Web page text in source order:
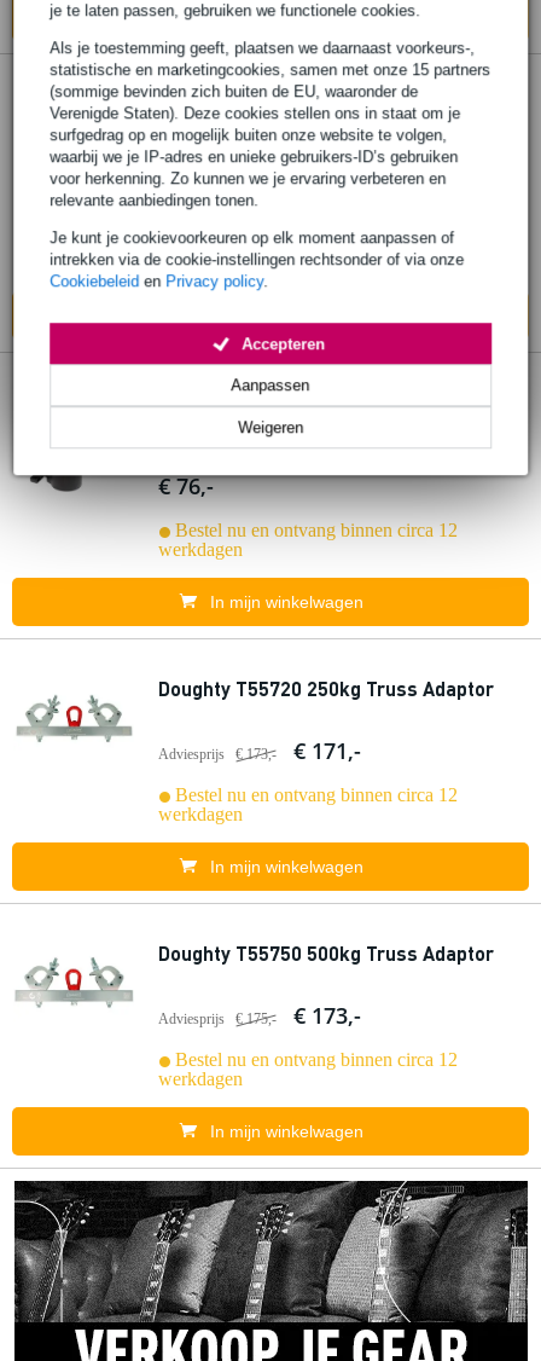
je te laten passen, gebruiken we functionele cookies.
Als je toestemming geeft, plaatsen we daarnaast voorkeurs-,
statistische en marketingcookies, samen met onze 15 partners
(sommige bevinden zich buiten de EU, waaronder de
Verenigde Staten). Deze cookies stellen ons in staat om je
surfgedrag op en mogelijk buiten onze website te volgen,
waarbij we je IP-adres en unieke gebruikers-ID’s gebruiken
voor herkenning. Zo kunnen we je ervaring verbeteren en
relevante aanbiedingen tonen.
Je kunt je cookievoorkeuren op elk moment aanpassen of
intrekken via de cookie-instellingen rechtsonder of via onze
Cookiebeleid en Privacy policy.
Weigeren
Aanpassen
Accepteren
In mijn winkelwagen
1 review
Doughty T57211 fixed trussadapter
€ 166,-
Bestel nu en ontvang binnen circa 12
werkdagen
Doughty T57220 2'' T-Bar Stand Top (Fits
All Stands)
€ 76,-
Bestel nu en ontvang binnen circa 12
werkdagen
In mijn winkelwagen
Doughty T55720 250kg Truss Adaptor
Adviesprijs € 173,- € 171,-
Bestel nu en ontvang binnen circa 12
werkdagen
In mijn winkelwagen
Doughty T55750 500kg Truss Adaptor
Adviesprijs € 175,- € 173,-
Bestel nu en ontvang binnen circa 12
werkdagen
In mijn winkelwagen